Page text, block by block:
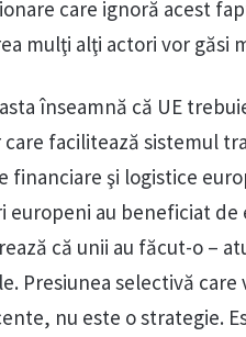
care ignoră acest
mulţi alţi actori vor găsi
înseamnă că UE
care facilitează sistemul
financiare şi logistice
europeni au beneficiat
că unii au făcut-o –
Presiunea selectivă
nu este o strategie.